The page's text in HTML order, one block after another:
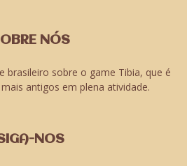
NÓS
brasileiro sobre o game Tibia, que é
antigos em plena atividade.
NOS